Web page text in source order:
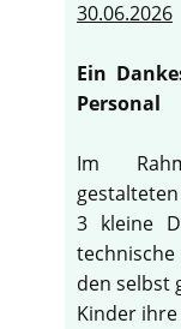
30.06.2026
Ein
Personal
Im
3 kleine
den selbst
Kinder